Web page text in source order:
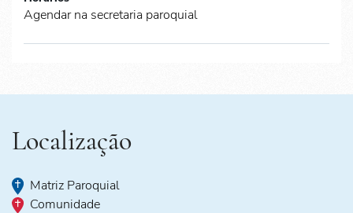
Agendar na secretaria paroquial
Localização
Matriz Paroquial
Comunidade